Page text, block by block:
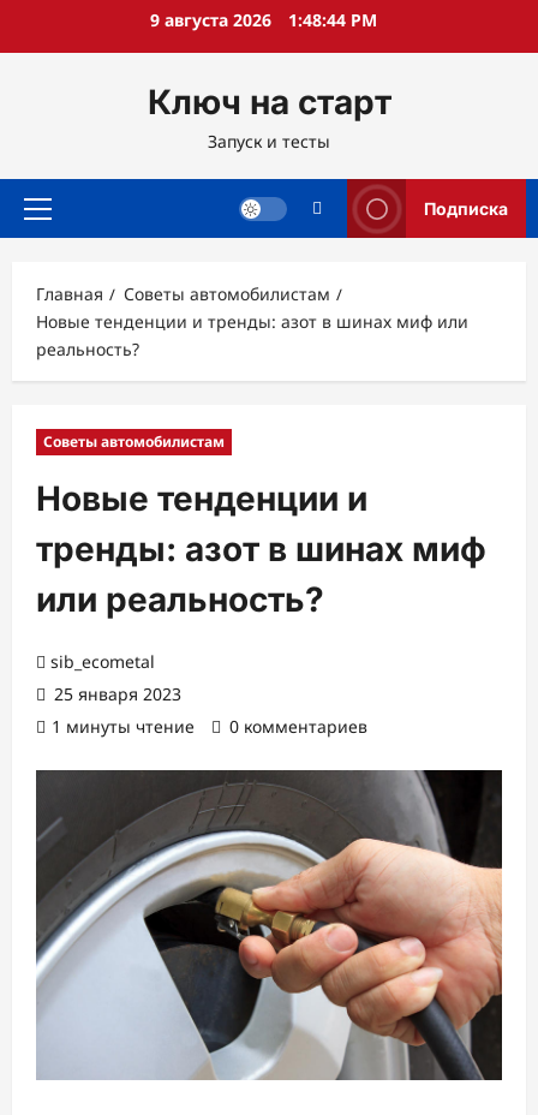
9 августа 2026 1:48:45 PM
Ключ на старт
Запуск и тесты
Основное
Подписка
Главная
Советы автомобилистам
Новые тенденции и тренды: азот в шинах миф или
реальность?
Советы автомобилистам
Новые тенденции и
тренды: азот в шинах миф
или реальность?
sib_ecometal
25 января 2023
1 минуты чтение
0 комментариев